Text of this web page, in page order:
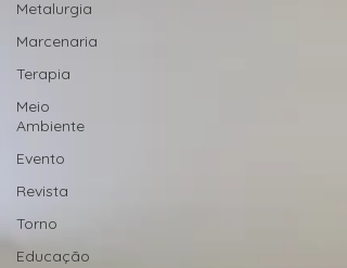
Metalurgia
Marcenaria
Terapia
Meio
Ambiente
Evento
Revista
Torno
Educação